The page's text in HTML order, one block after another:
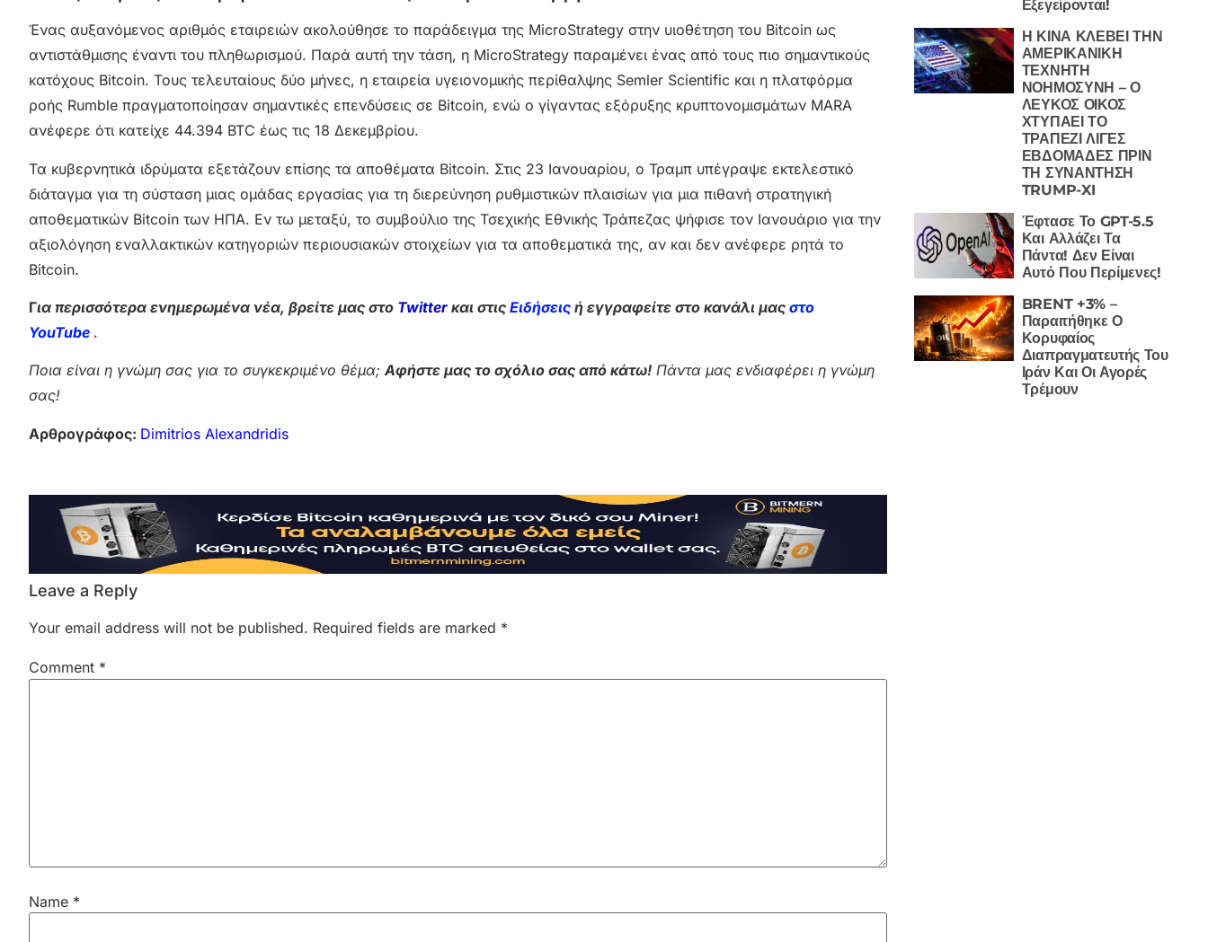
Ένας αυξανόμενος αριθμός εταιρειών ακολούθησε το παράδειγμα της MicroStrategy στην υιοθέτηση του Bitcoin ως
αντιστάθμισης έναντι του πληθωρισμού. Παρά αυτή την τάση, η MicroStrategy παραμένει ένας από τους πιο σημαντικούς
κατόχους Bitcoin. Τους τελευταίους δύο μήνες, η εταιρεία υγειονομικής περίθαλψης Semler Scientific και η πλατφόρμα
ροής Rumble πραγματοποίησαν σημαντικές επενδύσεις σε Bitcoin, ενώ ο γίγαντας εξόρυξης κρυπτονομισμάτων MARA
ανέφερε ότι κατείχε 44.394 BTC έως τις 18 Δεκεμβρίου.
Τα κυβερνητικά ιδρύματα εξετάζουν επίσης τα αποθέματα Bitcoin. Στις 23 Ιανουαρίου, ο Τραμπ υπέγραψε εκτελεστικό
διάταγμα για τη σύσταση μιας ομάδας εργασίας για τη διερεύνηση ρυθμιστικών πλαισίων για μια πιθανή στρατηγική
αποθεματικών Bitcoin των ΗΠΑ. Εν τω μεταξύ, το συμβούλιο της Τσεχικής Εθνικής Τράπεζας ψήφισε τον Ιανουάριο για την
αξιολόγηση εναλλακτικών κατηγοριών περιουσιακών στοιχείων για τα αποθεματικά της, αν και δεν ανέφερε ρητά το
Bitcoin.
Για περισσότερα ενημερωμένα νέα, βρείτε μας στο Twitter και στις Ειδήσεις ή εγγραφείτε στο κανάλι μας στο
YouTube .
Ποια είναι η γνώμη σας για το συγκεκριμένο θέμα;Αφήστε μας το σχόλιο σας από κάτω! Πάντα μας ενδιαφέρει η γνώμη
σας!
Αρθρογράφος: Dimitrios Alexandridis
Leave a Reply
Your email address will not be published. Required fields are marked *
Comment *
Name *
Εξεγείρονται!
Η ΚΙΝΑ ΚΛΕΒΕΙ ΤΗΝ
ΑΜΕΡΙΚΑΝΙΚΗ
ΤΕΧΝΗΤΗ
ΝΟΗΜΟΣΥΝΗ – Ο
ΛΕΥΚΟΣ ΟΙΚΟΣ
ΧΤΥΠΑΕΙ ΤΟ
ΤΡΑΠΕΖΙ ΛΙΓΕΣ
ΕΒΔΟΜΑΔΕΣ ΠΡΙΝ
ΤΗ ΣΥΝΑΝΤΗΣΗ
TRUMP-XI
Έφτασε Το GPT-5.5
Και Αλλάζει Τα
Πάντα! Δεν Είναι
Αυτό Που Περίμενες!
BRENT +3% –
Παραιτήθηκε Ο
Κορυφαίος
Διαπραγματευτής Του
Ιράν Και Οι Αγορές
Τρέμουν